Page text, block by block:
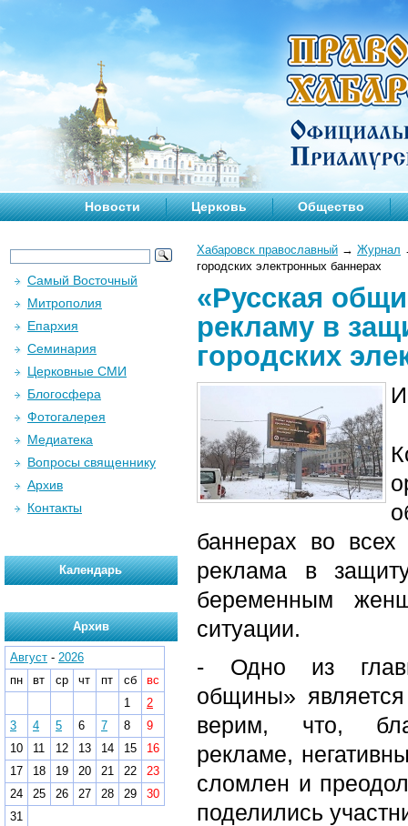
Новости Церковь Общество
Хабаровск православный → Журнал
городских электронных баннерах
«Русская
рекламу в
городских
баннерах во
реклама в
беременным
ситуации.
- Одно из
общины»
верим, что,
рекламе,
сломлен и
поделились
Самый Восточный
Митрополия
Епархия
Семинария
Церковные СМИ
Блогосфера
Фотогалерея
Медиатека
Вопросы священнику
Архив
Контакты
Календарь
Архив
Август - 2026
пн
вт ср чт пт сб
вс
1
2
3
4 5 6 7 8
9
10
11 12 13 14 15
16
17
18 19 20 21 22
23
24
25 26 27 28 29
30
31